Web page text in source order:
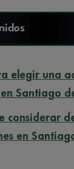
elegir una
Santiago
considerar
en